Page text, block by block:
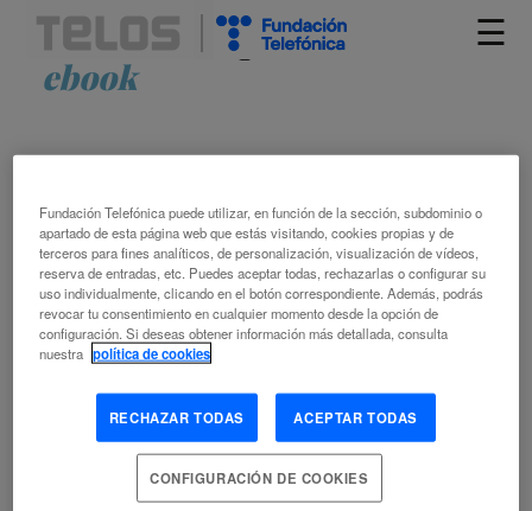
☰
Artículos etiquetados como
ebook
ESCENARIOS DE UN FUTURO POR
ESCRIBIR
BRUNO GALINDO
TRANSMEDIA CREATIVIDADDISTOPÍA ECONOMÍA
Fundación Telefónica puede utilizar, en función de la sección, subdominio o
apartado de esta página web que estás visitando, cookies propias y de
terceros para fines analíticos, de personalización, visualización de vídeos,
reserva de entradas, etc. Puedes aceptar todas, rechazarlas o configurar su
uso individualmente, clicando en el botón correspondiente. Además, podrás
revocar tu consentimiento en cualquier momento desde la opción de
configuración. Si deseas obtener información más detallada, consulta
nuestra política de cookies
RECHAZAR TODAS ACEPTAR TODAS
CONFIGURACIÓN DE COOKIES